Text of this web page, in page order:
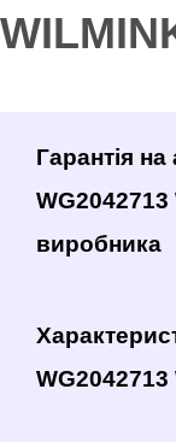
Гарантія
WG2042713
виробника
WG2042713